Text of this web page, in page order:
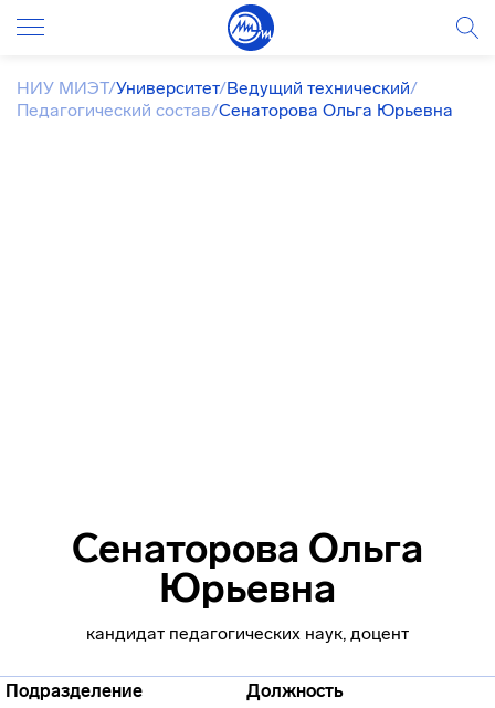
НИУ МИЭТ/Университет/Ведущий технический/
Педагогический состав/Сенаторова Ольга Юрьевна
Сенаторова Ольга
Юрьевна
кандидат педагогических наук, доцент
Подразделение
Должность